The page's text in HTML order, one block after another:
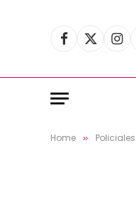
Facebook
X
Home » Policiales